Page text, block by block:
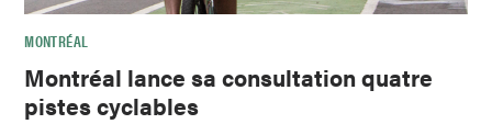
MONTRÉAL
Montréal lance sa consultation quatre
pistes cyclables